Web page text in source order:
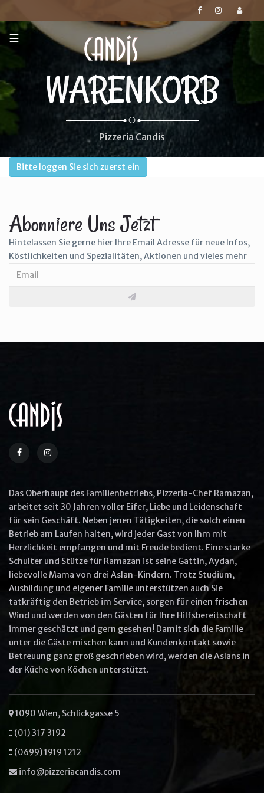
☰
WARENKORB
Pizzeria Candis
Bitte loggen Sie sich zuerst ein
Abonniere Uns Jetzt
Hintelassen Sie gerne hier Ihre Email Adresse für neue Infos,
Köstlichkeiten und Spezialitäten, Aktionen und vieles mehr
Das Oberhaupt des Familienbetriebs, Pizzeria-Chef Ramazan,
arbeitet seit 30 Jahren voller Eifer, Liebe und Leidenschaft
für sein Geschäft. Neben jenen Tätigkeiten, die solch einen
Betrieb am Laufen halten, wird jeder Gast von Ihm mit
Herzlichkeit empfangen und mit Freude bedient. Eine starke
Schulter und Stütze für Ramazan ist seine Gattin, Aydan,
liebevolle Mama von drei Aslan-Kindern. Trotz Studium,
Ausbildung und eigener Familie unterstützen auch Sie
tatkräftig den Betrieb im Service, sorgen für einen frischen
Wind und werden von den Gästen für Ihre Hilfsbereitschaft
immer geschätzt und gern gesehen! Damit sich die Familie
unter die Gäste mischen kann und Kundenkontakt sowie
Betreuung ganz groß geschrieben wird, werden die Aslans in
der Küche von Köchen unterstützt.
1090 Wien, Schlickgasse 5
(01) 317 3192
(0699) 1919 1212
info@pizzeriacandis.com
Boy Breakfast
Commodo consequat aliquip
Other options
Ullam laboris nisi ut aliquip ex ea
commodo
Ut enim ad minim veniam
VIEW CART ORDER NOW